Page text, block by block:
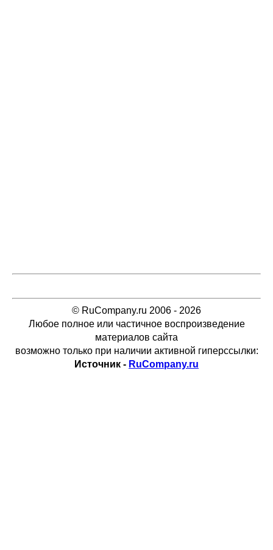
© RuCompany.ru 2006 - 2026
Любое полное или частичное воспроизведение
материалов сайта
возможно только при наличии активной гиперссылки:
Источник - RuCompany.ru